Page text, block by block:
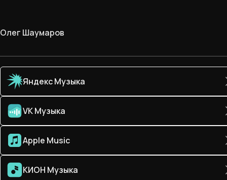
Олег Шаумаров
Яндекс Музыка
VK Музыка
Apple Music
КИОН Музыка